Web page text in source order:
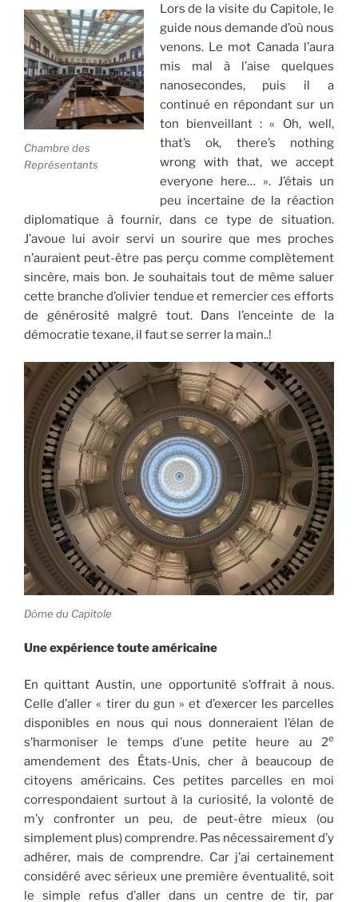
Chambre des
Représentants
Lors de la visite du Capitole, le
guide nous demande d’où nous
venons. Le mot Canada l’aura
mis mal à l’aise quelques
nanosecondes, puis il a
continué en répondant sur un
ton bienveillant : « Oh, well,
that’s ok, there’s nothing
wrong with that, we accept
everyone here… ». J’étais un
peu incertaine de la réaction
diplomatique à fournir, dans ce type de situation.
J’avoue lui avoir servi un sourire que mes proches
n’auraient peut-être pas perçu comme complètement
sincère, mais bon. Je souhaitais tout de même saluer
cette branche d’olivier tendue et remercier ces efforts
de générosité malgré tout. Dans l’enceinte de la
démocratie texane, il faut se serrer la main..!
Dôme du Capitole
Une expérience toute américaine
En quittant Austin, une opportunité s’offrait à nous.
Celle d’aller « tirer du gun » et d’exercer les parcelles
disponibles en nous qui nous donneraient l’élan de
s’harmoniser le temps d’une petite heure au 2e
amendement des États-Unis, cher à beaucoup de
citoyens américains. Ces petites parcelles en moi
correspondaient surtout à la curiosité, la volonté de
m’y confronter un peu, de peut-être mieux (ou
simplement plus) comprendre. Pas nécessairement d’y
adhérer, mais de comprendre. Car j’ai certainement
considéré avec sérieux une première éventualité, soit
le simple refus d’aller dans un centre de tir, par